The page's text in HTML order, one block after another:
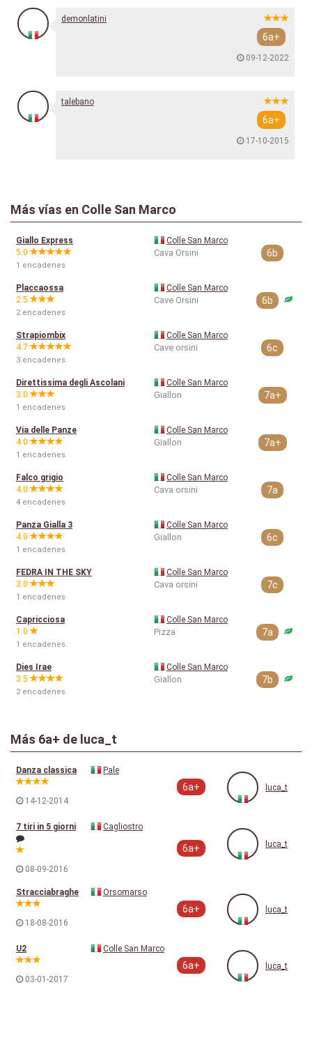
demonlatini
6a+
09-12-2022
talebano
6a+
17-10-2015
Más vías en Colle San Marco
Giallo Express
5.0
1 encadenes
Colle San Marco
Cava Orsini 6b
Placcaossa
2.5
2 encadenes
Colle San Marco
Cave Orsini 6b
Strapiombix
4.7
3 encadenes
Colle San Marco
Cave orsini 6c
Direttissima degli Ascolani
3.0
1 encadenes
Colle San Marco
Giallon 7a+
Via delle Panze
4.0
1 encadenes
Colle San Marco
Giallon 7a+
Falco grigio
4.0
4 encadenes
Colle San Marco
Cava orsini 7a
Panza Gialla 3
4.0
1 encadenes
Colle San Marco
Giallon 6c
FEDRA IN THE SKY
3.0
1 encadenes
Colle San Marco
Cava orsini 7c
Capricciosa
1.0
1 encadenes
Colle San Marco
Pizza 7a
Dies Irae
3.5
2 encadenes
Colle San Marco
Giallon 7b
Más 6a+ de luca_t
Danza classica
14-12-2014
Pale
6a+ luca_t
7 tiri in 5 giorni
08-09-2016
Cagliostro
6a+ luca_t
Stracciabraghe
18-08-2016
Orsomarso
6a+ luca_t
U2
03-01-2017
Colle San Marco
6a+ luca_t